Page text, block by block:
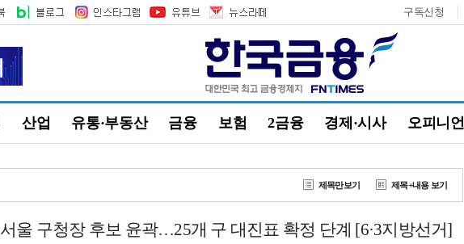
구독신청
산업 유통·부동산 금융 보험 2금융 경제·시사 오피니언
제목만보기 제목+내용 보기
서울 구청장 후보 윤곽…25개 구 대진표 확정 단계 [6·3지방선거]